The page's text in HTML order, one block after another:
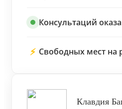
Консультаций
⚡ Свободных мест на
Клавдия